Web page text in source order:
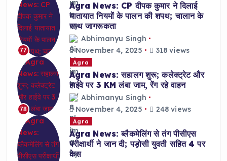
77
Agra News: CP दीपक कुमार ने दिलाई
यातायात नियमों के पालन की शपथ; चालान के
साथ जागरूकता
Abhimanyu Singh
November 4, 2025
318 views
78
Agra
Agra News: सहालग शुरू; कलेक्ट्रेट और
हाईवे पर 3 KM लंबा जाम, रेंग रहे वाहन
Abhimanyu Singh
November 4, 2025
248 views
Agra
Agra News: ब्लैकमेलिंग से तंग पीसीएस
परीक्षार्थी ने जान दी; पड़ोसी युवती सहित 4 पर
केस